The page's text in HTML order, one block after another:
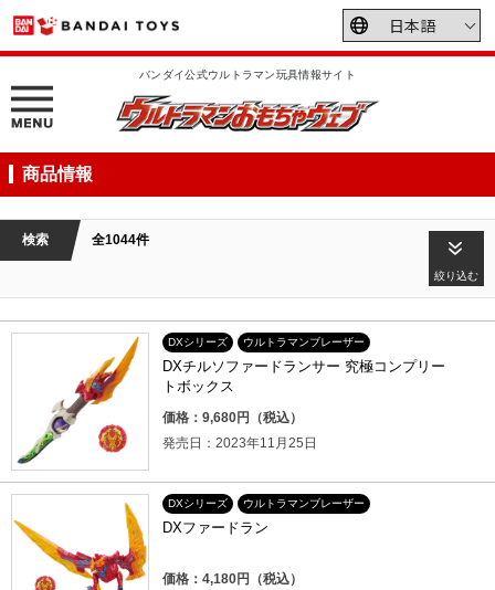
バンダイ公式ウルトラマン玩具情報サイト
商品情報
検索 全1044件
絞り込む
DXシリーズ ウルトラマンブレーザー
DXチルソファードランサー 究極コンプリー
トボックス
価格：9,680円（税込）
発売日：2023年11月25日
DXシリーズ ウルトラマンブレーザー
DXファードラン
価格：4,180円（税込）